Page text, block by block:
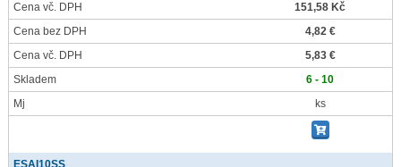
Cena vč. DPH
151,58 Kč
Cena bez DPH
4,82 €
Cena vč. DPH
5,83 €
Skladem
6 - 10
Mj
ks
ESAI10SS